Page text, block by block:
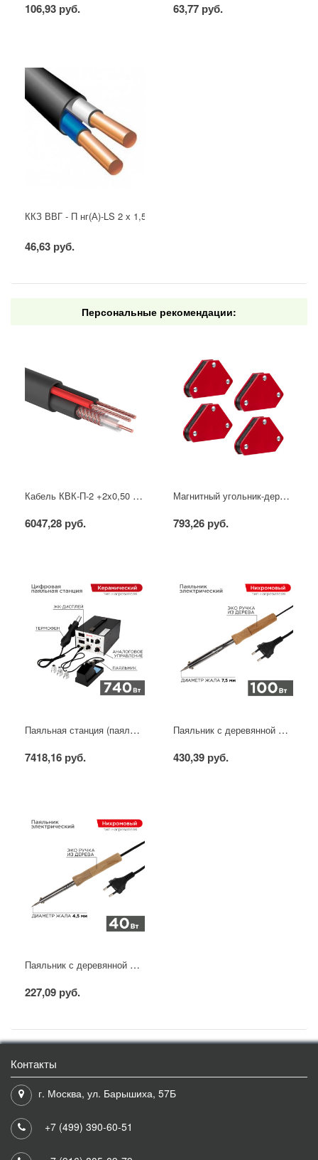
106,93 руб. 63,77 руб.
ККЗ ВВГ - П нг(А)-LS 2 х 1,5 ГОСТ
46,63 руб.
Персональные рекомендации:
Кабель КВК-П-2 +2x0,50 мм² (Cu/CCA) (96) черный, 200 м, PROconnect
6047,28 руб.
Магнитный угольник-держатель для сварки набор 4 шт. на 4 кг REXANT
793,26 руб.
Паяльная станция (паяльник + фен), модель R852AD+, 100-500°C, LED дисплей REXANT
7418,16 руб.
Паяльник с деревянной ручкой, серия WOOD, 100Вт, 230В, блистер PROconnect
430,39 руб.
Паяльник с деревянной ручкой, серия WOOD, 40Вт, 230В, блистер PROconnect
227,09 руб.
Контакты
г. Москва, ул. Барышиха, 57Б
+7 (499) 390-60-51